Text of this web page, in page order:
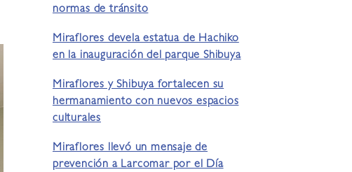
normas de tránsito
Miraflores devela estatua de Hachiko
en la inauguración del parque Shibuya
Miraflores y Shibuya fortalecen su
hermanamiento con nuevos espacios
culturales
Miraflores llevó un mensaje de
prevención a Larcomar por el Día